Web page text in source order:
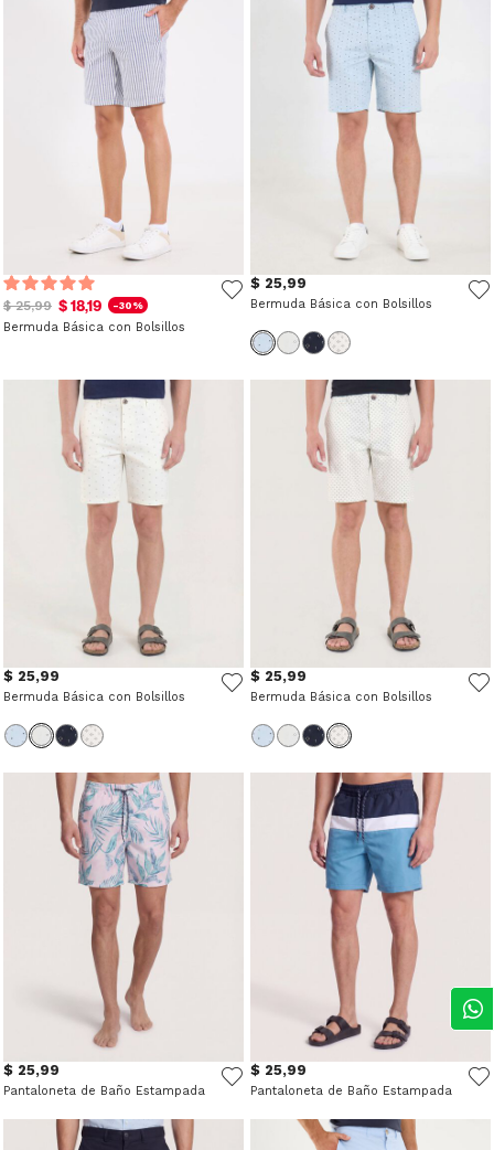
$ 25,99 $ 18,19 -30%
Bermuda Básica con Bolsillos
$ 25,99
Bermuda Básica con Bolsillos
$ 25,99
Bermuda Básica con Bolsillos
$ 25,99
Bermuda Básica con Bolsillos
$ 25,99
Pantaloneta de Baño Estampada
$ 25,99
Pantaloneta de Baño Estampada